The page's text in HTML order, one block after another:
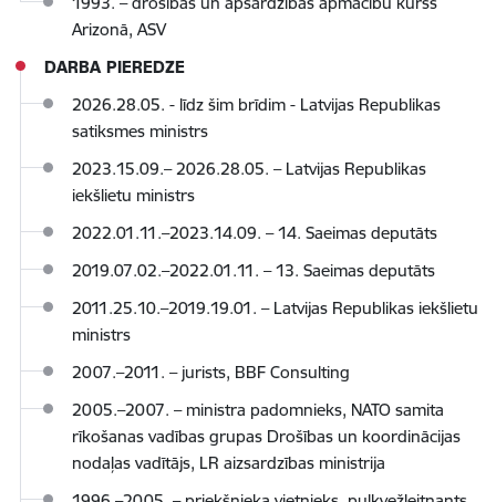
Arizonā, ASV
DARBA PIEREDZE
2026.28.05. - līdz šim brīdim - Latvijas Republikas
satiksmes ministrs
2023.15.09.– 2026.28.05. – Latvijas Republikas
iekšlietu ministrs
2022.01.11.–2023.14.09. – 14. Saeimas deputāts
2019.07.02.–2022.01.11. – 13. Saeimas deputāts
2011.25.10.–2019.19.01. – Latvijas Republikas iekšlietu
ministrs
2007.–2011. – jurists, BBF Consulting
2005.–2007. – ministra padomnieks, NATO samita
rīkošanas vadības grupas Drošības un koordinācijas
nodaļas vadītājs, LR aizsardzības ministrija